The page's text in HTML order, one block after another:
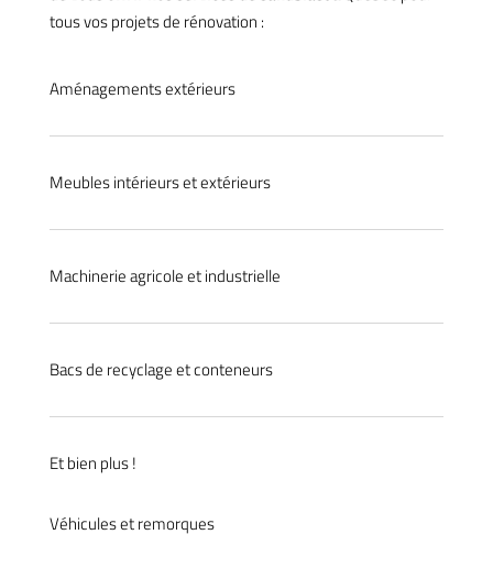
tous vos projets de rénovation :
Aménagements extérieurs
Meubles intérieurs et extérieurs
Machinerie agricole et industrielle
Bacs de recyclage et conteneurs
Et bien plus !
Véhicules et remorques